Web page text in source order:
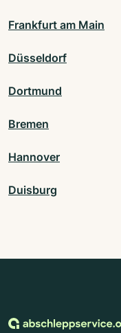
Frankfurt am Main
Düsseldorf
Dortmund
Bremen
Hannover
Duisburg